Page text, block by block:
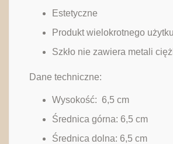
Estetyczne
Produkt wielokrotnego
Szkło nie zawiera metali
‎ Dane techniczne:
Wysokość: 6,5 cm
Średnica górna: 6,5 cm
Średnica dolna: 6,5 cm